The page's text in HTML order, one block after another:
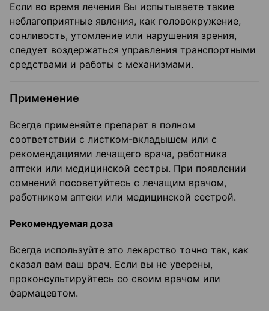
Если во время лечения Вы испытываете такие
неблагоприятные явления, как головокружение,
сонливость, утомление или нарушения зрения,
следует воздержаться управления транспортными
средствами и работы с механизмами.
Применение
Всегда применяйте препарат в полном
соответствии с листком-вкладышем или с
рекомендациями лечащего врача, работника
аптеки или медицинской сестры. При появлении
сомнений посоветуйтесь с лечащим врачом,
работником аптеки или медицинской сестрой.
Рекомендуемая доза
Всегда используйте это лекарство точно так, как
сказал вам ваш врач. Если вы не уверены,
проконсультируйтесь со своим врачом или
фармацевтом.